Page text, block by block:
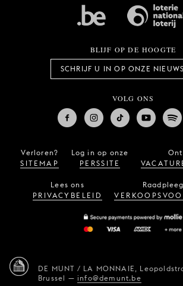
BLIJF OP DE HOOGTE
SCHRIJF U IN OP ONZE
VOLG ONS
Verloren?
SITEMAP
Log in op onze
PERSSITE
Lees ons
PRIVACYBELEID
DE MUNT / LA MONNAIE,
Brussel —info@demunt.be